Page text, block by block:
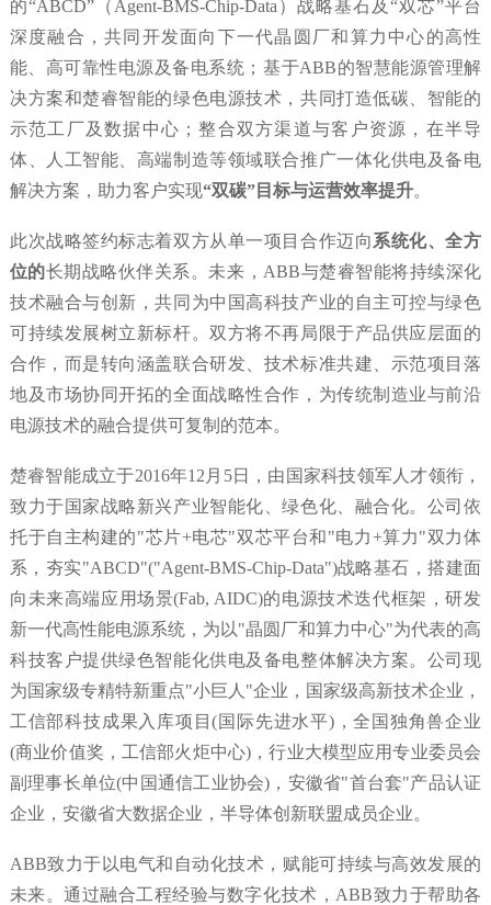
的“ABCD”（Agent-BMS-Chip-Data）战略基石及“双芯”平台
深度融合，共同开发面向下一代晶圆厂和算力中心的高性
能、高可靠性电源及备电系统；基于ABB的智慧能源管理解
决方案和楚睿智能的绿色电源技术，共同打造低碳、智能的
示范工厂及数据中心；整合双方渠道与客户资源，在半导
体、人工智能、高端制造等领域联合推广一体化供电及备电
解决方案，助力客户实现“双碳”目标与运营效率提升。
此次战略签约标志着双方从单一项目合作迈向 系统化、全方
位的长期战略伙伴关系。未来，ABB与楚睿智能将持续深化
技术融合与创新，共同为中国高科技产业的自主可控与绿色
可持续发展树立新标杆。双方将不再局限于产品供应层面的
合作，而是转向涵盖联合研发、技术标准共建、示范项目落
地及市场协同开拓的全面战略性合作，为传统制造业与前沿
电源技术的融合提供可复制的范本。
楚睿智能成立于2016年12月5日，由国家科技领军人才领衔，
致力于国家战略新兴产业智能化、绿色化、融合化。公司依
托于自主构建的"芯片+电芯"双芯平台和"电力+算力"双力体
系，夯实"ABCD"("Agent-BMS-Chip-Data")战略基石，搭建面
向未来高端应用场景(Fab, AIDC)的电源技术迭代框架，研发
新一代高性能电源系统，为以"晶圆厂和算力中心"为代表的高
科技客户提供绿色智能化供电及备电整体解决方案。公司现
为国家级专精特新重点"小巨人"企业，国家级高新技术企业，
工信部科技成果入库项目(国际先进水平)，全国独角兽企业
(商业价值奖，工信部火炬中心)，行业大模型应用专业委员会
副理事长单位(中国通信工业协会)，安徽省"首台套"产品认证
企业，安徽省大数据企业，半导体创新联盟成员企业。
ABB致力于以电气和自动化技术，赋能可持续与高效发展的
未来。通过融合工程经验与数字化技术，ABB致力于帮助各